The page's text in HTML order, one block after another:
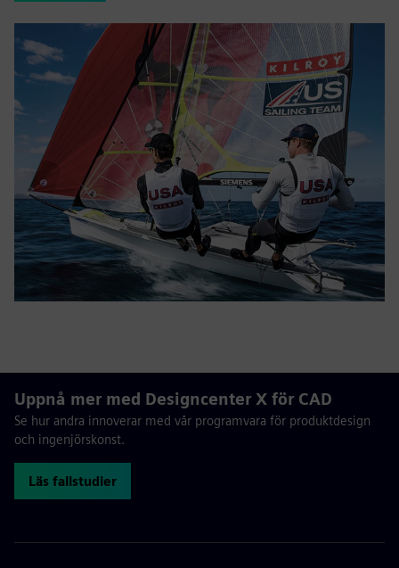
Uppnå mer med Designcenter X för CAD
Se hur andra innoverar med vår programvara för produktdesign
och ingenjörskonst.
Läs fallstudier